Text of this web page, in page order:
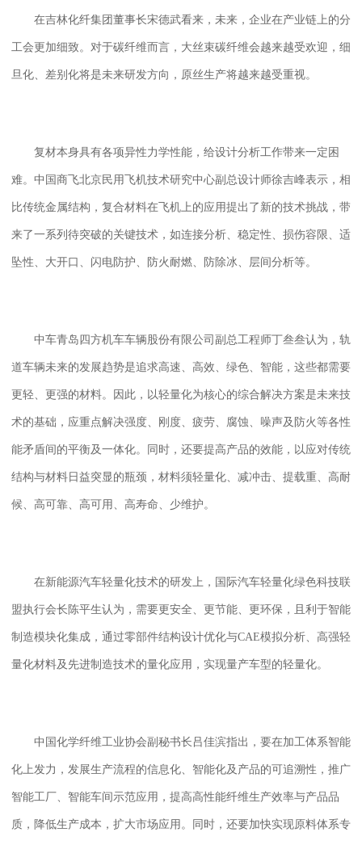
在吉林化纤集团董事长宋德武看来，未来，企业在产业链上的分
工会更加细致。对于碳纤维而言，大丝束碳纤维会越来越受欢迎，细
旦化、差别化将是未来研发方向，原丝生产将越来越受重视。
复材本身具有各项异性力学性能，给设计分析工作带来一定困
难。中国商飞北京民用飞机技术研究中心副总设计师徐吉峰表示，相
比传统金属结构，复合材料在飞机上的应用提出了新的技术挑战，带
来了一系列待突破的关键技术，如连接分析、稳定性、损伤容限、适
坠性、大开口、闪电防护、防火耐燃、防除冰、层间分析等。
中车青岛四方机车车辆股份有限公司副总工程师丁叁叁认为，轨
道车辆未来的发展趋势是追求高速、高效、绿色、智能，这些都需要
更轻、更强的材料。因此，以轻量化为核心的综合解决方案是未来技
术的基础，应重点解决强度、刚度、疲劳、腐蚀、噪声及防火等各性
能矛盾间的平衡及一体化。同时，还要提高产品的效能，以应对传统
结构与材料日益突显的瓶颈，材料须轻量化、减冲击、提载重、高耐
候、高可靠、高可用、高寿命、少维护。
在新能源汽车轻量化技术的研发上，国际汽车轻量化绿色科技联
盟执行会长陈平生认为，需要更安全、更节能、更环保，且利于智能
制造模块化集成，通过零部件结构设计优化与CAE模拟分析、高强轻
量化材料及先进制造技术的量化应用，实现量产车型的轻量化。
中国化学纤维工业协会副秘书长吕佳滨指出，要在加工体系智能
化上发力，发展生产流程的信息化、智能化及产品的可追溯性，推广
智能工厂、智能车间示范应用，提高高性能纤维生产效率与产品品
质，降低生产成本，扩大市场应用。同时，还要加快实现原料体系专